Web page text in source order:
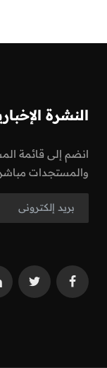
النشرة
انضم إلى قائمة
والمستجدات